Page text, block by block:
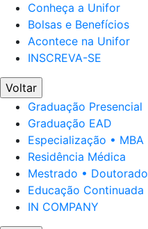
Conheça a Unifor
Bolsas e Benefícios
Acontece na Unifor
INSCREVA-SE
Voltar
Graduação Presencial
Graduação EAD
Especialização • MBA
Residência Médica
Mestrado • Doutorado
Educação Continuada
IN COMPANY